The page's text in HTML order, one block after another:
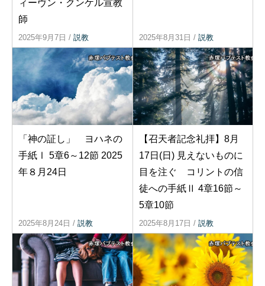
ィーヴン・クンケル宣教
師
2025年9月7日 / 説教 2025年8月31日 / 説教
「神の証し」 ヨハネの
手紙Ⅰ 5章6～12節 2025
年８月24日
2025年8月24日 / 説教
【召天者記念礼拝】8月
17日(日) 見えないものに
目を注ぐ コリントの信
徒への手紙Ⅱ 4章16節～
5章10節
2025年8月17日 / 説教